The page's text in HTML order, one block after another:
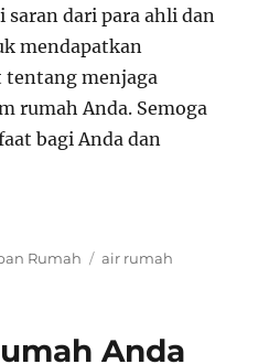
dari para ahli dan
mendapatkan
menjaga
rumah Anda. Semoga
bagi Anda dan
Rumah Tags
air rumah
Anda